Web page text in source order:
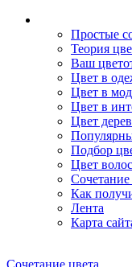
Простые
Теория
Ваш
Цвет в
Цвет в
Цвет в
Цвет
Подбор
Цвет волос
Сочетание
Как
Лента
Карта
Сочетание цвета